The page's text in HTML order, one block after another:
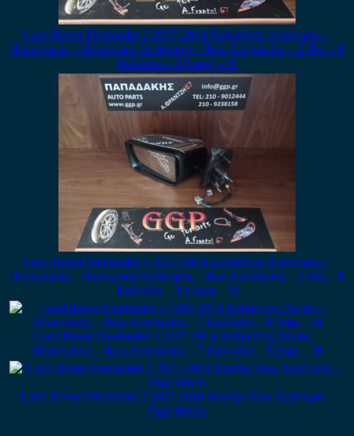
Land Rover Freelander 2 2007-2014 Καθρέπτης Αριστερός –
Ηλεκτρικός – Ηλεκτρική Ανάκληση – Φως Ασφαλείας – 2 Φις – 9
Καλώδια – Άβαφος – Θ
Land Rover Freelander 2 2007-2014 Καθρέπτης Αριστερός –
Ηλεκτρικός – Ηλεκτρική Ανάκληση – Φως Ασφαλείας – 2 Φις – 9
Καλώδια – Χρώμιο – Θ
Land Rover Freelander 2 2007-2014 Καθρέπτης Δεξιός –
Ηλεκτρικός – Φως Ασφαλείας – 7 Καλώδια – Άβαφο – Θ
Land Rover Freelander 2 2007-2010 Φανάρι πίσω Αριστερό –
Γκρι Φόντο